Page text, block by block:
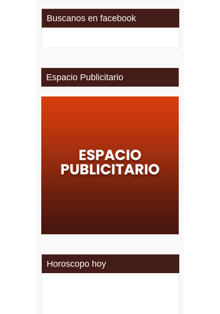
Buscanos en facebook
Espacio Publicitario
Horoscopo hoy